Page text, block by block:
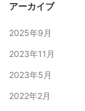
アーカイブ
2025年9月
2023年11月
2023年5月
2022年2月